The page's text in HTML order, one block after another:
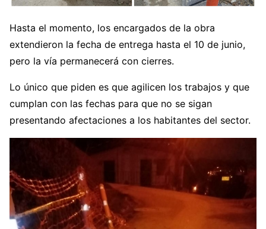
Hasta el momento, los encargados de la obra
extendieron la fecha de entrega hasta el 10 de junio,
pero la vía permanecerá con cierres.
Lo único que piden es que agilicen los trabajos y que
cumplan con las fechas para que no se sigan
presentando afectaciones a los habitantes del sector.